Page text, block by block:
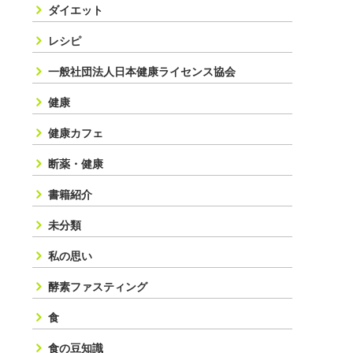
ダイエット
レシピ
一般社団法人日本健康ライセンス協会
健康
健康カフェ
断薬・健康
書籍紹介
未分類
私の思い
酵素ファスティング
食
食の豆知識